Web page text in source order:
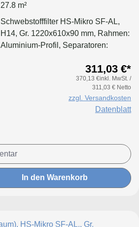
27.8 m²
Schwebstofffilter HS-Mikro SF-AL,
H14, Gr. 1220x610x90 mm, Rahmen:
Aluminium-Profil, Separatoren:
Griffschutz: pulverbeschichtet311,03 €*
370,13 €inkl. MwSt. /
311,03 € Netto
zzgl. Versandkosten
Datenblatt
In den Warenkorb